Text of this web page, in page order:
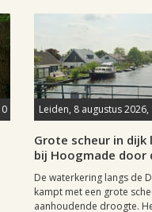
0 Leiden, 8 augustus 2026,
Grote scheur in dijk
bij Hoogmade door
De waterkering langs de
kampt met een grote
aanhoudende droogte.